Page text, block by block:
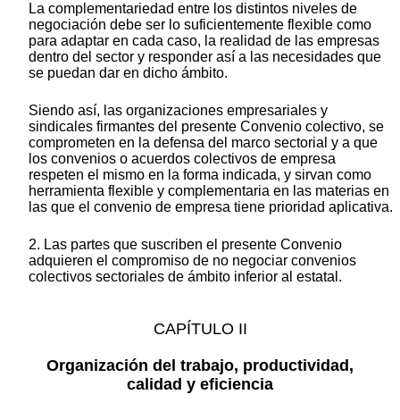
La complementariedad entre los distintos niveles de
negociación debe ser lo suficientemente flexible como
para adaptar en cada caso, la realidad de las empresas
dentro del sector y responder así a las necesidades que
se puedan dar en dicho ámbito.
Siendo así, las organizaciones empresariales y
sindicales firmantes del presente Convenio colectivo, se
comprometen en la defensa del marco sectorial y a que
los convenios o acuerdos colectivos de empresa
respeten el mismo en la forma indicada, y sirvan como
herramienta flexible y complementaria en las materias en
las que el convenio de empresa tiene prioridad aplicativa.
2. Las partes que suscriben el presente Convenio
adquieren el compromiso de no negociar convenios
colectivos sectoriales de ámbito inferior al estatal.
CAPÍTULO II
Organización del trabajo, productividad,
calidad y eficiencia